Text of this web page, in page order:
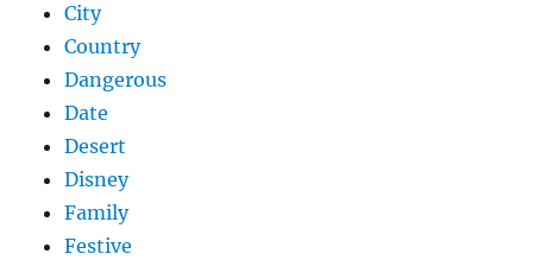
City
Country
Dangerous
Date
Desert
Disney
Family
Festive